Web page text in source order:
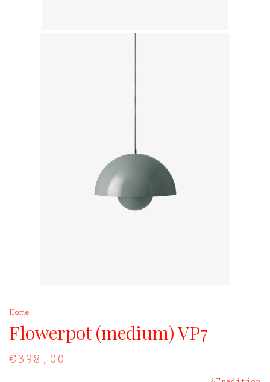
Home
Flowerpot (medium) VP7
€398,00